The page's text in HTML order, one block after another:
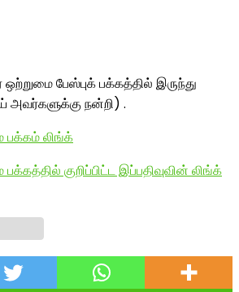
பேஸ்புக் பக்கத்தில் இருந்து
அவர்களுக்கு நன்றி) .
பக்கம் லிங்க்
குறிப்பிட்ட இப்பதிவுவின் லிங்க்